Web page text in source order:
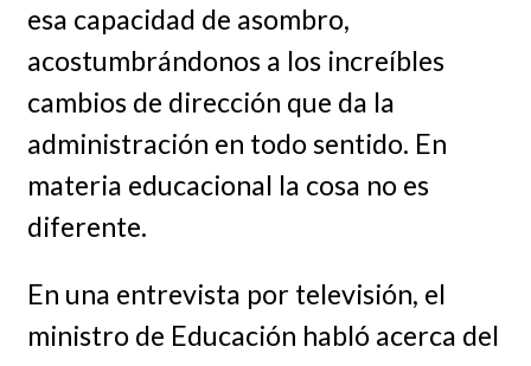
esa capacidad de asombro,
acostumbrándonos a los increíbles
cambios de dirección que da la
administración en todo sentido. En
materia educacional la cosa no es
diferente.
En una entrevista por televisión, el
ministro de Educación habló acerca del